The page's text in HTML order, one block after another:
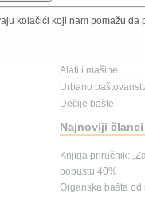
Zaštita biljaka
Alati i mašine
Urbano
Dečije bašte
Najnoviji članci
Knjiga priručnik:
popustu 40%
Organska bašta od
kolačići koji nam pomažu